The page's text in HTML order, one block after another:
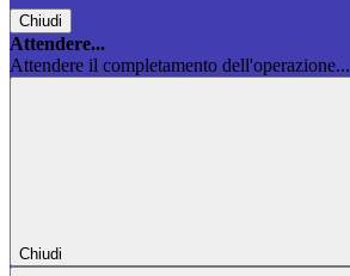
Chiudi
Attendere...
Attendere il completamento dell'operazione...
Chiudi